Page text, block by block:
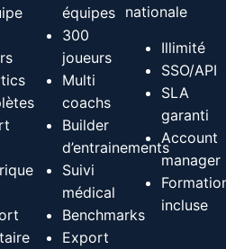
équipes
300
joueurs
Multi
coachs
Builder
d’entrainements
Suivi
médical
Benchmarks
Export
nationale
Illimité
SSO/API
SLA
garanti
Account
manager
incluse